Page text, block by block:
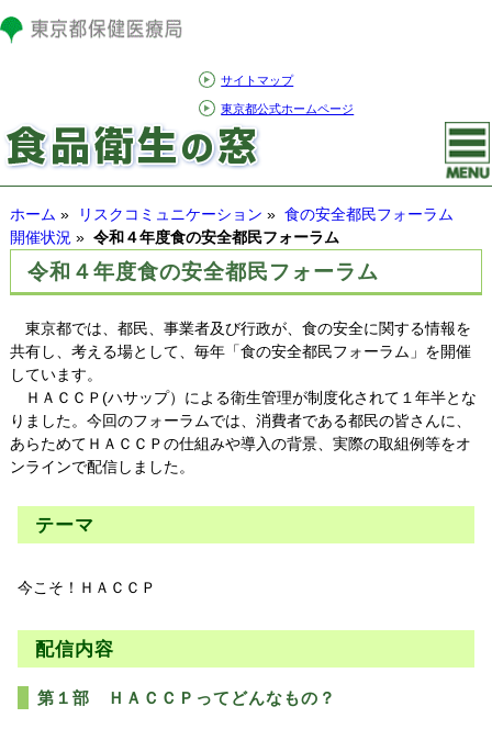
サイトマップ
東京都公式ホームページ
ホーム » リスクコミュニケーション » 食の安全都民フォーラム
開催状況» 令和４年度食の安全都民フォーラム
令和４年度食の安全都民フォーラム
東京都では、都民、事業者及び行政が、食の安全に関する情報を
共有し、考える場として、毎年「食の安全都民フォーラム」を開催
しています。
ＨＡＣＣＰ(ハサップ）による衛生管理が制度化されて１年半とな
りました。今回のフォーラムでは、消費者である都民の皆さんに、
あらためてＨＡＣＣＰの仕組みや導入の背景、実際の取組例等をオ
ンラインで配信しました。
テーマ
今こそ！ＨＡＣＣＰ
配信内容
第１部 ＨＡＣＣＰってどんなもの？